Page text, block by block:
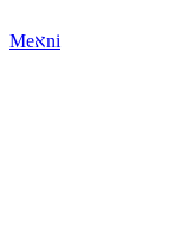
Meאni